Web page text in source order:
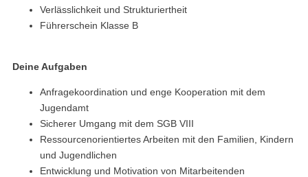
Verlässlichkeit und Strukturiertheit
Führerschein Klasse B
Deine Aufgaben
Anfragekoordination und enge Kooperation mit dem
Jugendamt
Sicherer Umgang mit dem SGB VIII
Ressourcenorientiertes Arbeiten mit den Familien, Kindern
und Jugendlichen
Entwicklung und Motivation von Mitarbeitenden